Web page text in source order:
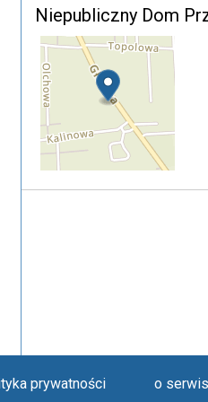
Niepubliczny Dom
prywatności o